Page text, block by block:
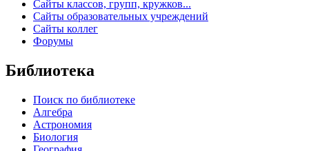
Сайты классов, групп, кружков...
Сайты образовательных учреждений
Сайты коллег
Форумы
Библиотека
Поиск по библиотеке
Алгебра
Астрономия
Биология